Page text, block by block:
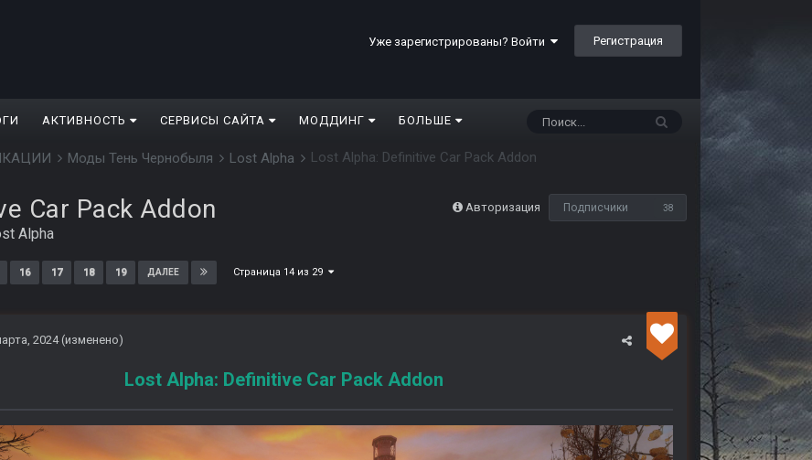
Уже зарегистрированы? Войти Регистрация
АКТИВНОСТЬ СЕРВИСЫ САЙТА МОДДИНГ БОЛЬШЕ
Моды Тень Чернобыля Lost Alpha Lost Alpha: Definitive Car Pack Addon
Авторизация Подписчики 38
Car Pack Addon
Alpha
16 17 18 19 ДАЛЕЕ Страница 14 из 29
2024(изменено)
Lost Alpha: Definitive Car Pack Addon